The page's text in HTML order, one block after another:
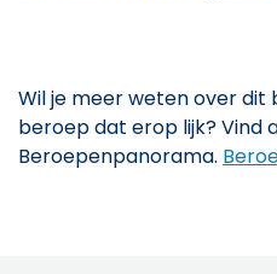
Wil je meer weten over dit
beroep dat erop lijk? Vind
Beroepenpanorama.